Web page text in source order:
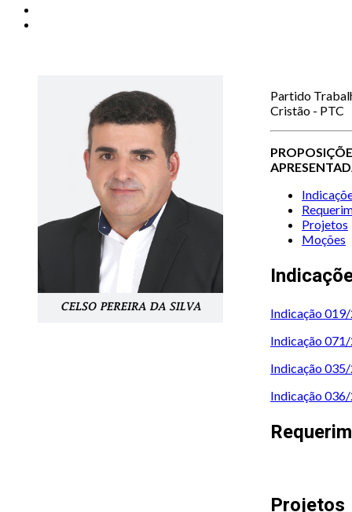
Partido
Cristão - PTC
Projetos
Moções
Indicação
Indicação
Indicação
Indicação
Projetos